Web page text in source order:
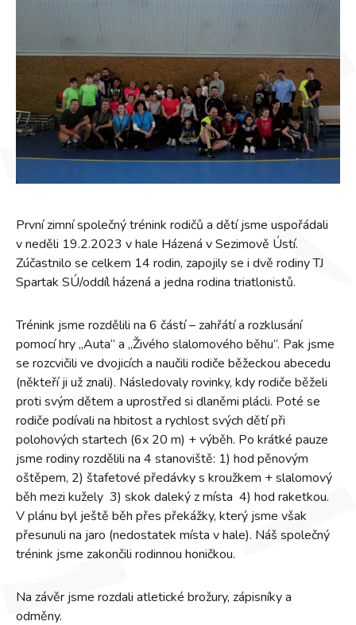
První zimní společný trénink rodičů a dětí jsme uspořádali
v neděli 19.2.2023 v hale Házená v Sezimově Ústí.
Zúčastnilo se celkem 14 rodin, zapojily se i dvě rodiny TJ
Spartak SÚ/oddíl házená a jedna rodina triatlonistů.
Trénink jsme rozdělili na 6 částí – zahřátí a rozklusání
pomocí hry „Auta“ a „Živého slalomového běhu“. Pak jsme
se rozcvičili ve dvojicích a naučili rodiče běžeckou abecedu
(někteří ji už znali). Následovaly rovinky, kdy rodiče běželi
proti svým dětem a uprostřed si dlaněmi plácli. Poté se
rodiče podívali na hbitost a rychlost svých dětí při
polohových startech (6x 20 m) + výběh. Po krátké pauze
jsme rodiny rozdělili na 4 stanoviště: 1) hod pěnovým
oštěpem, 2) štafetové předávky s kroužkem + slalomový
běh mezi kužely 3) skok daleký z místa 4) hod raketkou.
V plánu byl ještě běh přes překážky, který jsme však
přesunuli na jaro (nedostatek místa v hale). Náš společný
trénink jsme zakončili rodinnou honičkou.
Na závěr jsme rozdali atletické brožury, zápisníky a
odměny.